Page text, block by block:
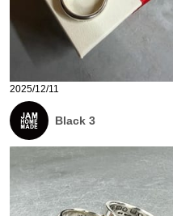
2025/12/11
Black 3